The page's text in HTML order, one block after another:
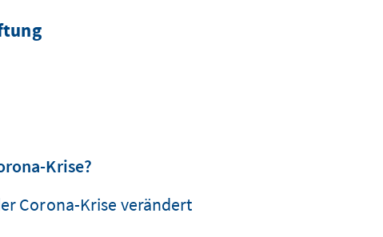
Krise?
Corona-Krise verändert